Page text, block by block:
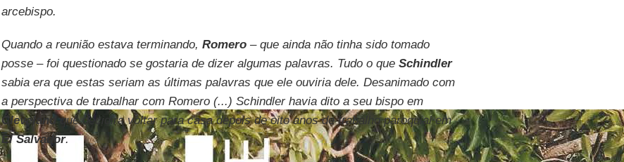
arcebispo.
Quando a reunião estava terminando, Romero– que ainda não tinha sido tomado
posse – foi questionado se gostaria de dizer algumas palavras. Tudo o que Schindler
sabia era que estas seriam as últimas palavras que ele ouviria dele. Desanimado com
a perspectiva de trabalhar com Romero (...) Schindler havia dito a seu bispo em
Cleveland que decidira voltar para casa depois de oito anos de trabalho paroquial em
El Salvador.